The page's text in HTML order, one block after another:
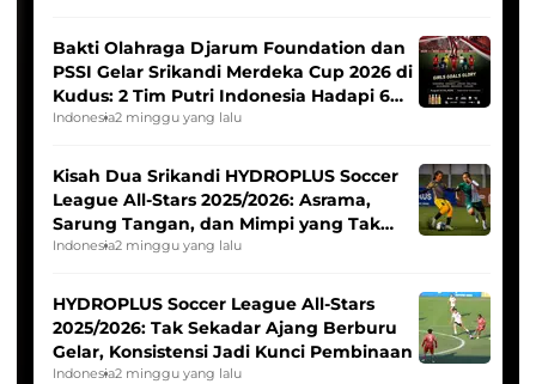
Bakti Olahraga Djarum Foundation dan
PSSI Gelar Srikandi Merdeka Cup 2026 di
Kudus: 2 Tim Putri Indonesia Hadapi 6
Tim Asia
Indonesia2 minggu yang lalu
Kisah Dua Srikandi HYDROPLUS Soccer
League All-Stars 2025/2026: Asrama,
Sarung Tangan, dan Mimpi yang Tak
Pernah Padam
Indonesia2 minggu yang lalu
HYDROPLUS Soccer League All-Stars
2025/2026: Tak Sekadar Ajang Berburu
Gelar, Konsistensi Jadi Kunci Pembinaan
Indonesia2 minggu yang lalu